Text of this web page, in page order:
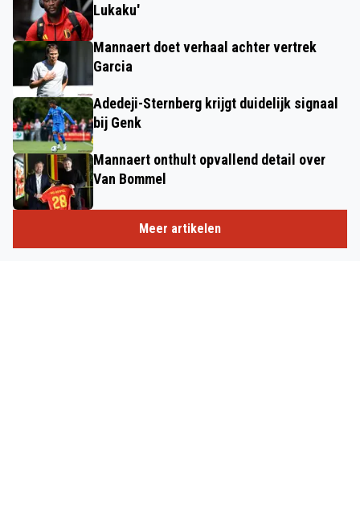
Lukaku'
Mannaert doet verhaal achter vertrek
Garcia
Adedeji-Sternberg krijgt duidelijk signaal
bij Genk
Mannaert onthult opvallend detail over
Van Bommel
Meer artikelen